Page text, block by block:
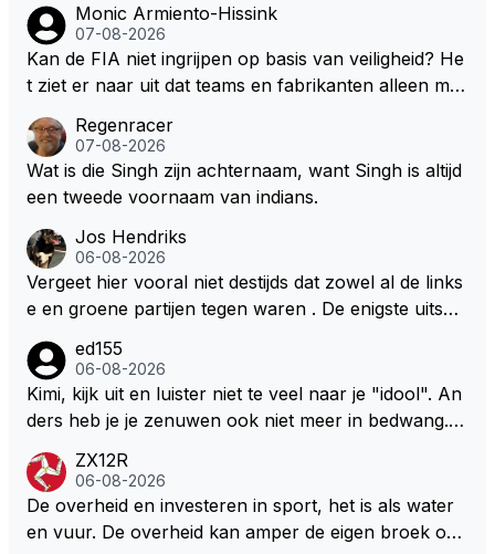
deel. Oh ja, welke? Het enige dat concreet is, is de m
edewerking van Pirelli. In mijn ogen wordt het daard
oor lastig om de juiste context te bepalen. Maar welli
Monic Armiento-Hissink
07-08-2026
Kan de FIA niet ingrijpen op basis van veiligheid? He
t ziet er naar uit dat teams en fabrikanten alleen ma
hun coureurs op de laatste plaats komt. Eigenlijk he
bben coureurs maar weinig te vertellen over hun ve
iligheid, er wordt toch niet naar ze geluisterd.
Regenracer
07-08-2026
Wat is die Singh zijn achternaam, want Singh is altijd
een tweede voornaam van indians.
Jos Hendriks
06-08-2026
Vergeet hier vooral niet destijds dat zowel al de links
e en groene partijen tegen waren . De enigste uitspr
over dan kunnen ze hun eigen uitlaat gassen inade
men maar niet wetende was dat de F1 motor schone
r is dan een normale auto. Dus denk echt niet dat de
ters zullen steunen laat staan om een euro in het cir
cuit Zandvoort te steken
ed155
06-08-2026
Kimi, kijk uit en luister niet te veel naar je "idool". An
ders heb je je zenuwen ook niet meer in bedwang. Zi
Marquez/Jos ? Veel gezelliger
ZX12R
06-08-2026
De overheid en investeren in sport, het is als water
en vuur. De overheid kan amper de eigen broek oph